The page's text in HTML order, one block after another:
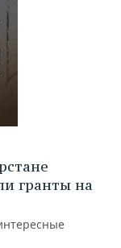
гранты на